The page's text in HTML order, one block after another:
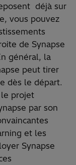
déjà sur
vous pouvez
de Synapse
général, la
peut tirer
dès le départ.
le projet
par son
et les
Synapse